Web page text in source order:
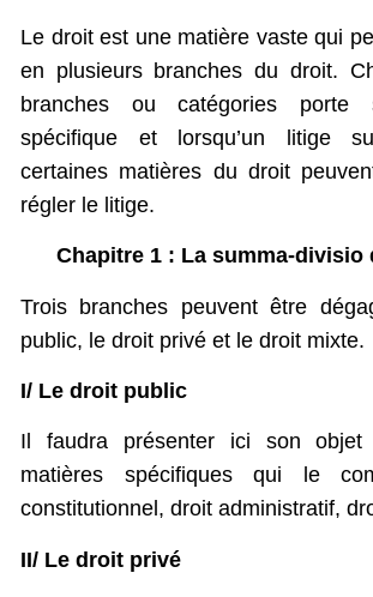
Le droit est une matière vaste qui
en plusieurs branches du droit.
branches ou catégories
spécifique et lorsqu’un litige
certaines matières du droit
régler le litige.
Chapitre 1 : La summa-divisio
Trois branches peuvent être
public, le droit privé et le droit mixte.
I/ Le droit public
Il faudra présenter ici son
matières spécifiques qui le
constitutionnel, droit administratif,
II/ Le droit privé